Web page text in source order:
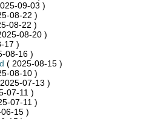
09-03 )
08-22 )
08-22 )
08-20 )
17 )
08-16 )
( 2025-08-15 )
08-10 )
07-13 )
07-11 )
07-11 )
15 )